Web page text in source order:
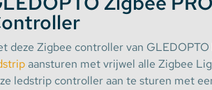
Stekkerdozen
WLED Compatible
deze Zigbee controller van
aansturen met vrijwel alle Zigbee
ledstrip controller aan te sturen met